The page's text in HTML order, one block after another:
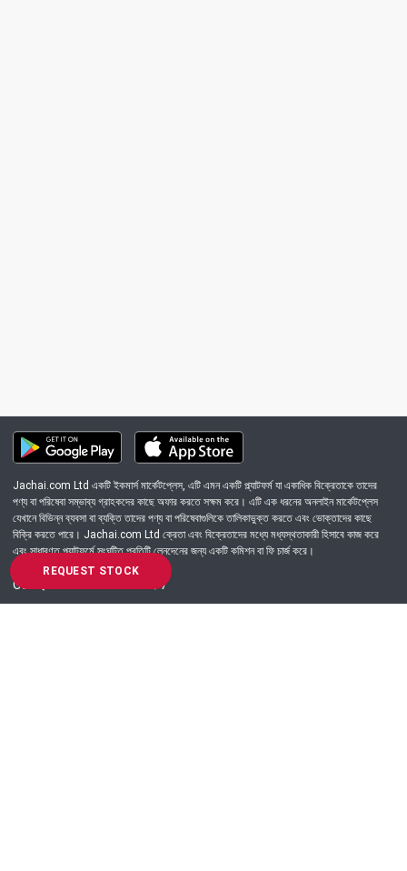
REQUEST STOCK
Jachai.com Ltd একটি ইকমার্স মার্কেটপ্লেস, এটি এমন একটি প্ল্যাটফর্ম যা একাধিক বিক্রেতাকে তাদের
পণ্য বা পরিষেবা সম্ভাব্য গ্রাহকদের কাছে অফার করতে সক্ষম করে। এটি এক ধরনের অনলাইন মার্কেটপ্লেস
যেখানে বিভিন্ন ব্যবসা বা ব্যক্তি তাদের পণ্য বা পরিষেবাগুলিকে তালিকাভুক্ত করতে এবং ভোক্তাদের কাছে
বিক্রি করতে পারে। Jachai.com Ltd ক্রেতা এবং বিক্রেতাদের মধ্যে মধ্যস্থতাকারী হিসাবে কাজ করে
এবং সাধারণত প্ল্যাটফর্মে সংঘটিত প্রতিটি লেনদেনের জন্য একটি কমিশন বা ফি চার্জ করে।
Got Question? Call us 24/7